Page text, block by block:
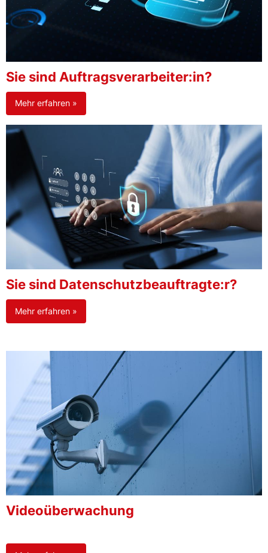
Sie sind Auftragsverarbeiter:in?
Mehr erfahren »
Sie sind Datenschutzbeauftragte:r?
Mehr erfahren »
Videoüberwachung